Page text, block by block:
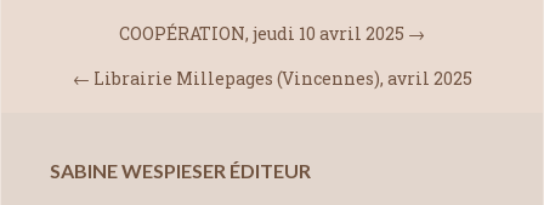
COOPÉRATION, jeudi 10 avril 2025 →
← Librairie Millepages (Vincennes), avril 2025
SABINE WESPIESER ÉDITEUR